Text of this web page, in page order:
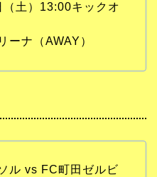
土）13:00キックオ
ーナ（AWAY）
ル vs FC町田ゼルビ